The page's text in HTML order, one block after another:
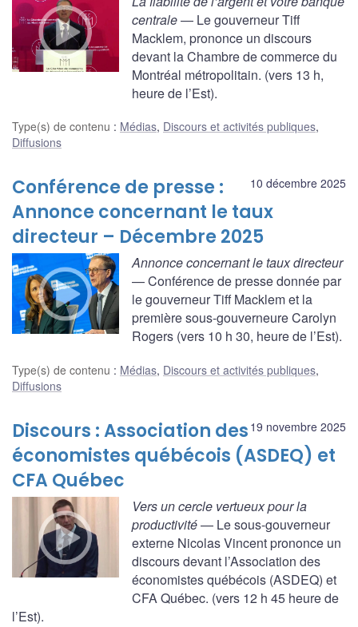
centrale— Le gouverneur Tiff
Macklem, prononce un discours
devant la Chambre de commerce du
Montréal métropolitain. (vers 13 h,
heure de l’Est).
Type(s) de contenu : Médias, Discours et activités publiques,
Diffusions
10 décembre 2025
Conférence de presse :
Annonce concernant le taux
directeur – Décembre 2025
Annonce concernant le taux directeur
— Conférence de presse donnée par
le gouverneur Tiff Macklem et la
première sous-gouverneure Carolyn
Rogers (vers 10 h 30, heure de l’Est).
Type(s) de contenu : Médias, Discours et activités publiques,
Diffusions
19 novembre 2025
Discours : Association des
économistes québécois (ASDEQ) et
CFA Québec
Vers un cercle vertueux pour la
productivité— Le sous-gouverneur
externe Nicolas Vincent prononce un
discours devant l’Association des
économistes québécois (ASDEQ) et
CFA Québec. (vers 12 h 45 heure de
l’Est).